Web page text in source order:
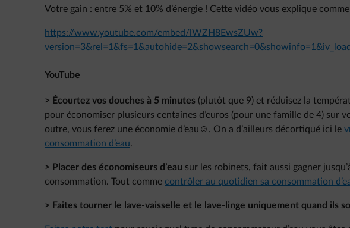
Votre gain : entre 5% et 10% d’énergie ! Cette vidéo vous explique
https://www.youtube.com/embed/lWZH8EwsZUw?
YouTube
> Écourtez vos douches à 5 minutes (plutôt que 9) et réduisez la
pour économiser plusieurs centaines d’euros (pour une famille de 4) sur
outre, vous ferez une économie d’eau☺. On a d’ailleurs décortiqué ici le
consommation d’eau.
> Placer des économiseurs d’eau sur les robinets, fait aussi gagner
consommation. Tout comme contrôler au quotidien sa consommation
> Faites tourner le lave-vaisselle et le lave-linge uniquement quand ils